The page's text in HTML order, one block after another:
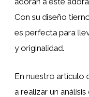
Con su diseño
es perfecta para
y originalidad.
En nuestro artículo
a realizar un